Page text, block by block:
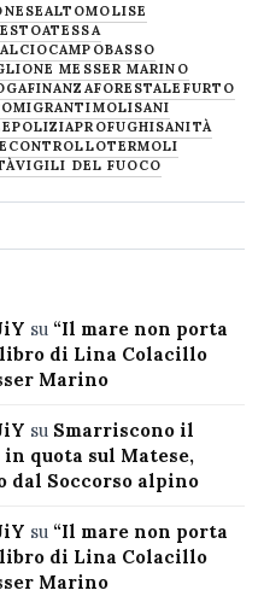
ALTOMOLISE
ATESSA
CAMPOBASSO
MESSER MARINO
FINANZAFORESTALE FURTO
MIGRANTIMOLISANI
POLIZIAPROFUGHISANITÀ
TERMOLI
VIGILI DEL FUOCO
su “Il mare non porta
di Lina Colacillo
Marino
su Smarriscono il
quota sul Matese,
Soccorso alpino
su “Il mare non porta
di Lina Colacillo
Marino